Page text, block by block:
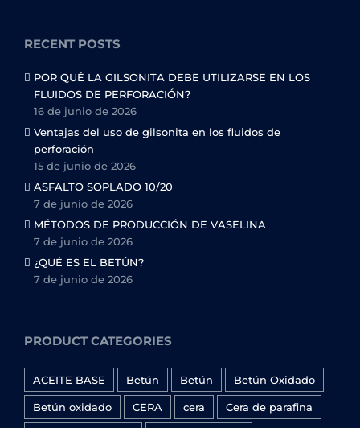
RECENT POSTS
POR QUÉ LA GILSONITA DEBE UTILIZARSE EN LOS
FLUIDOS DE PERFORACIÓN?
16 de junio de 2026
Ventajas del uso de gilsonita en los fluidos de
perforación
15 de junio de 2026
ASFALTO SOPLADO 10/20
7 de junio de 2026
MÉTODOS DE PRODUCCIÓN DE VASELINA
7 de junio de 2026
¿QUÉ ES EL BETÚN?
7 de junio de 2026
PRODUCT CATEGORIES
ACEITE BASE Betún Betún Betún Oxidado
Betún oxidado CERA cera Cera de parafina